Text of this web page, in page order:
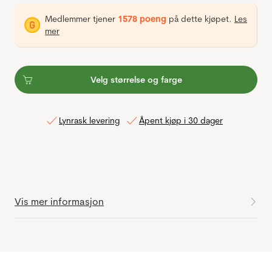
Medlemmer tjener 1578 poeng på dette kjøpet. Les
mer
Velg størrelse og farge
Lynrask levering Åpent kjøp i 30 dager
Vis mer informasjon